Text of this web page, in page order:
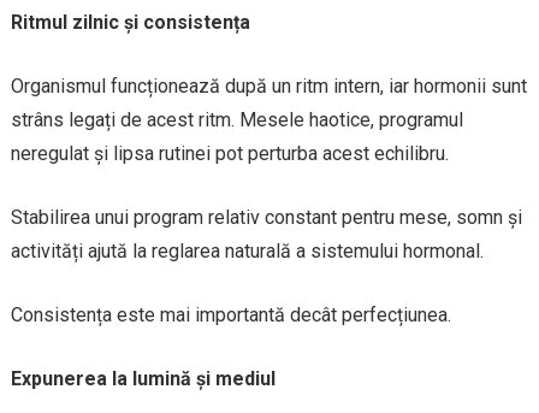
Ritmul zilnic și consistența
Organismul funcționează după un ritm intern, iar hormonii sunt
strâns legați de acest ritm. Mesele haotice, programul
neregulat și lipsa rutinei pot perturba acest echilibru.
Stabilirea unui program relativ constant pentru mese, somn și
activități ajută la reglarea naturală a sistemului hormonal.
Consistența este mai importantă decât perfecțiunea.
Expunerea la lumină și mediul